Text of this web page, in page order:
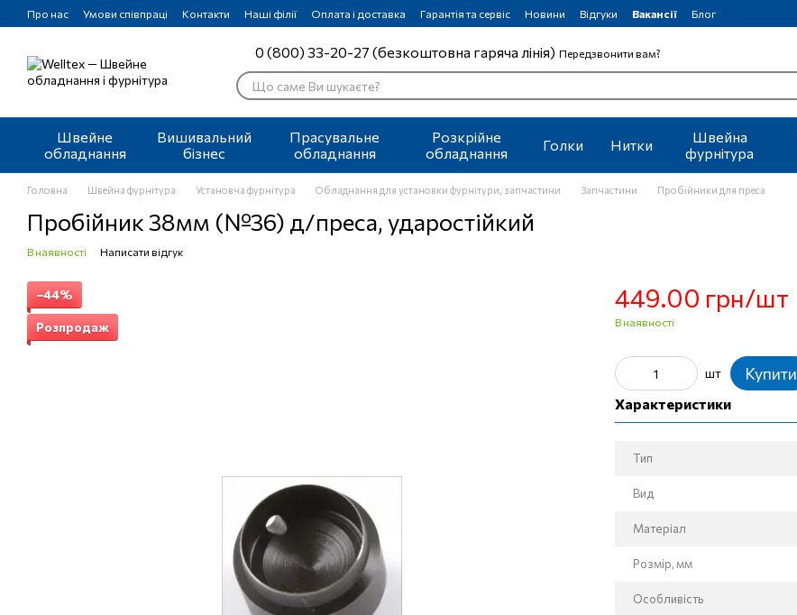
Перейти до основного контенту
Про нас Умови співпраці Контакти Наші філії Оплата і доставка Гарантія та сервіс Новини Відгуки Вакансії Блог
0 (800) 33-20-27 (безкоштовна гаряча лінія) Передзвонити вам?
Швейне
обладнання
Вишивальний
бізнес
Прасувальне
обладнання
Розкрійне
обладнання
Голки Нитки
Швейна
фурнітура
Головна Швейна фурнітура Установча фурнітура Обладнання для установки фурнітури, запчастини Запчастини Пробійники для преса
Пробійник 38мм (№36) д/преса, ударостійкий
В наявності Написати відгук
−44%
Розпродаж
449.00 грн/шт
В наявності
шт Купити
Характеристики
Тип
Вид
Матеріал
Розмір, мм
Особливість